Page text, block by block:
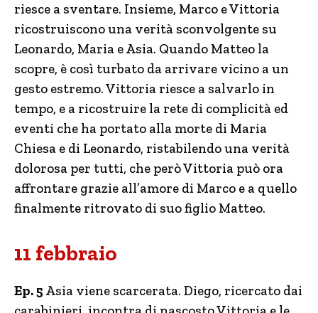
riesce a sventare. Insieme, Marco e Vittoria
ricostruiscono una verità sconvolgente su
Leonardo, Maria e Asia. Quando Matteo la
scopre, è così turbato da arrivare vicino a un
gesto estremo. Vittoria riesce a salvarlo in
tempo, e a ricostruire la rete di complicità ed
eventi che ha portato alla morte di Maria
Chiesa e di Leonardo, ristabilendo una verità
dolorosa per tutti, che però Vittoria può ora
affrontare grazie all’amore di Marco e a quello
finalmente ritrovato di suo figlio Matteo.
11 febbraio
Ep. 5 Asia viene scarcerata. Diego, ricercato dai